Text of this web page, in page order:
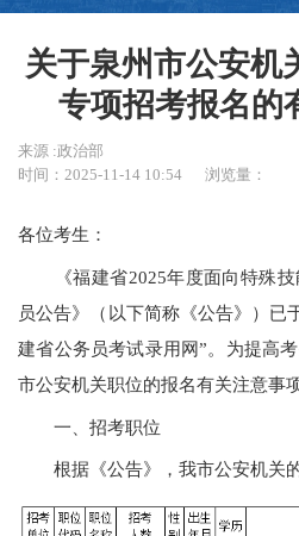
关于泉州市公安机
专项招考报名的
来源 :政治部
时间：2025-11-14 10:54
浏览量：
各位考生：
《福建省2025年度面向特殊技
员公告》（以下简称《公告》）已
建省公务员考试录用网”。为提高
市公安机关职位的报名有关注意事
一、招考职位
根据《公告》，我市公安机关的